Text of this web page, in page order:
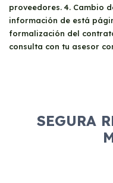
proveedores. 4. Cambio
información de está
formalización del
consulta con tu asesor
SEGURA